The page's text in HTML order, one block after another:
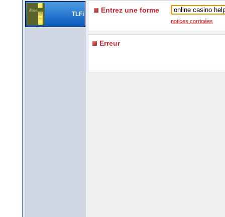
TLFi Entrez une forme
notices corrigées
Erreur